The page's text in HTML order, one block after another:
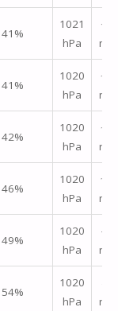
41%
1021
hPa
↑
m/s
41%
1020
hPa
↑
m/s
42%
1020
hPa
↑
m/s
46%
1020
hPa
↑
m/s
49%
1020
hPa
↑
m/s
54%
1020
hPa
m/s